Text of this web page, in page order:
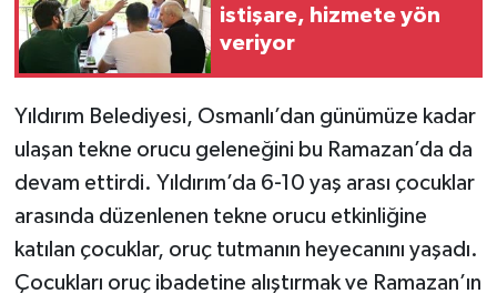
istişare, hizmete yön
veriyor
Yıldırım Belediyesi, Osmanlı’dan günümüze kadar
ulaşan tekne orucu geleneğini bu Ramazan’da da
devam ettirdi. Yıldırım’da 6-10 yaş arası çocuklar
arasında düzenlenen tekne orucu etkinliğine
katılan çocuklar, oruç tutmanın heyecanını yaşadı.
Çocukları oruç ibadetine alıştırmak ve Ramazan’ın